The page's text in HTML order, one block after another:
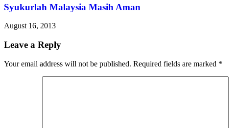
Syukurlah Malaysia Masih Aman
August 16, 2013
Leave a Reply
Your email address will not be published. Required fields are marked *